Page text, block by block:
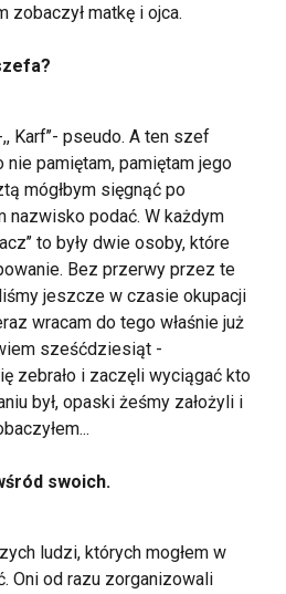
zobaczył matkę i ojca.
Karf’’- pseudo. A ten szef
pamiętam, pamiętam jego
mógłbym sięgnąć po
nazwisko podać. W każdym
to były dwie osoby, które
Bez przerwy przez te
jeszcze w czasie okupacji
wracam do tego właśnie już
sześćdziesiąt -
zebrało i zaczęli wyciągać kto
był, opaski żeśmy założyli i
swoich.
ludzi, których mogłem w
Oni od razu zorganizowali